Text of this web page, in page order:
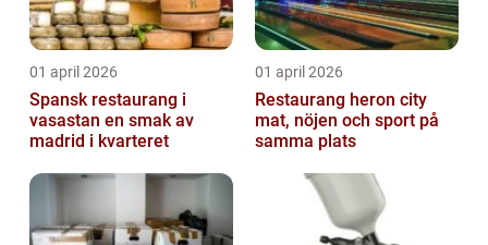
01 april 2026
Spansk restaurang i
vasastan en smak av
madrid i kvarteret
01 april 2026
Restaurang heron city
mat, nöjen och sport på
samma plats